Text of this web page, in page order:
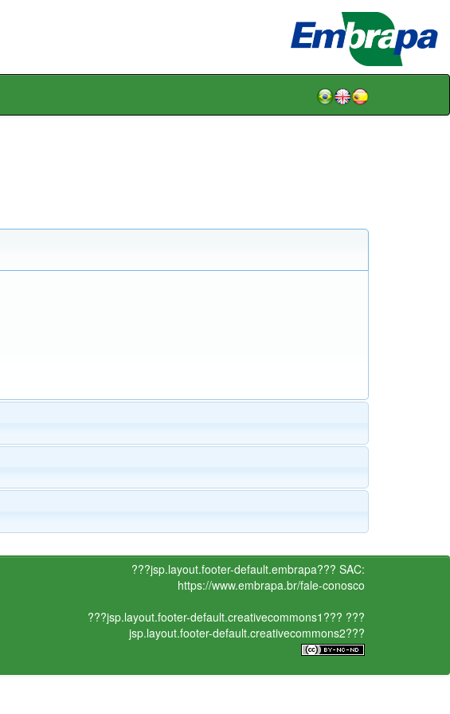
???jsp.layout.footer-default.embrapa??? SAC:
https://www.embrapa.br/fale-conosco
???jsp.layout.footer-default.creativecommons1??? ???
jsp.layout.footer-default.creativecommons2???